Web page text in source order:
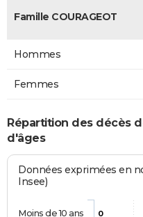
Famille COURAGEOT
Hommes
Femmes
Répartition des décès
d'âges
Données exprimées en
Insee)
0
Moins de 10 ans